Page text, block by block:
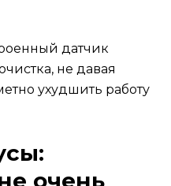
датчик
не давая
ухудшить работу
очень